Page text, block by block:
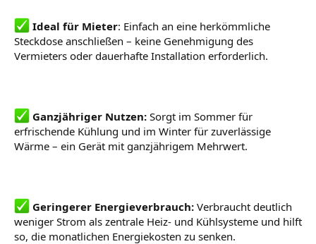
Ideal für Mieter: Einfach an eine herkömmliche
Steckdose anschließen – keine Genehmigung des
Vermieters oder dauerhafte Installation erforderlich.
Ganzjähriger Nutzen: Sorgt im Sommer für
erfrischende Kühlung und im Winter für zuverlässige
Wärme – ein Gerät mit ganzjährigem Mehrwert.
Geringerer Energieverbrauch: Verbraucht deutlich
weniger Strom als zentrale Heiz- und Kühlsysteme und hilft
so, die monatlichen Energiekosten zu senken.